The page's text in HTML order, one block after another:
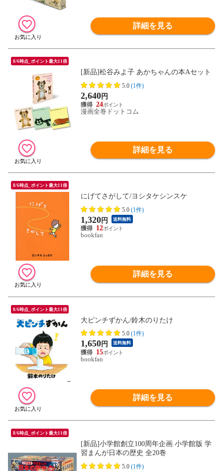
詳細を見る
8/6時点_ポイント最大11倍
[新品]松谷みよ子 あかちゃんの本Aセット
5.0 (1件)
2,640円
24
漫画全巻ドットコム
詳細を見る
8/6時点_ポイント最大11倍
にげてさがして/ヨシタケシンスケ
5.0 (1件)
1,320円 送料無料
12
bookfan
詳細を見る
8/6時点_ポイント最大11倍
大ピンチずかん/鈴木のりたけ
5.0 (1件)
1,650円 送料無料
15
bookfan
詳細を見る
8/6時点_ポイント最大11倍
[新品]小学館創立100周年企画 小学館版 学
習まんが日本の歴史 全20巻
5.0 (1件)